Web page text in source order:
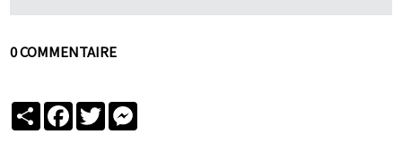
0 COMMENTAIRE
PartagerFacebook
Twitter